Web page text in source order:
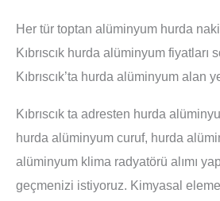
Her tür toptan alüminyum hurda nakit
Kıbrıscık hurda alüminyum fiyatları
Kıbrıscık’ta hurda alüminyum alan
Kıbrıscık ta adresten hurda
hurda alüminyum curuf, hurda
alüminyum klima radyatörü alımı
geçmenizi istiyoruz. Kimyasal